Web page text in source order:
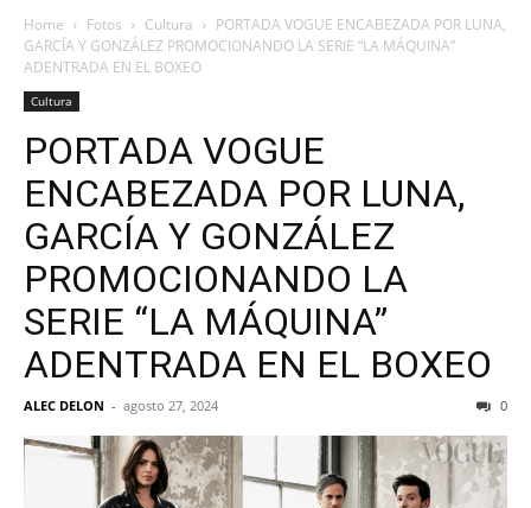
Home Fotos Cultura
PORTADA VOGUE ENCABEZADA POR LUNA,
GARCÍA Y GONZÁLEZ PROMOCIONANDO LA SERIE “LA MÁQUINA”
ADENTRADA EN EL BOXEO
Cultura
PORTADA VOGUE
ENCABEZADA POR LUNA,
GARCÍA Y GONZÁLEZ
PROMOCIONANDO LA
SERIE “LA MÁQUINA”
ADENTRADA EN EL BOXEO
ALEC DELON - agosto 27, 2024 0